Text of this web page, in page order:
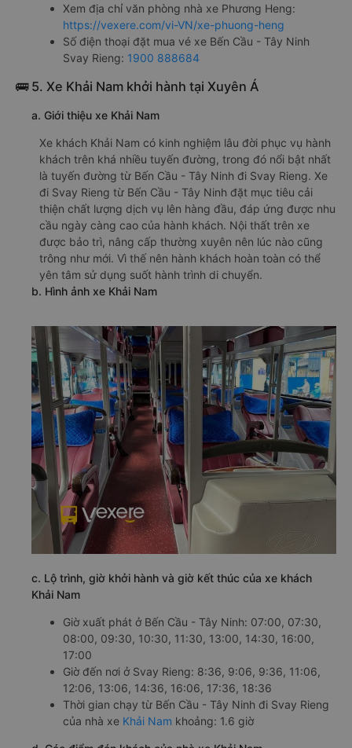
Xem địa chỉ văn phòng nhà xe Phương Heng:
https://vexere.com/vi-VN/xe-phuong-heng
Số điện thoại đặt mua vé xe Bến Cầu - Tây Ninh
Svay Rieng: 1900 888684
🚌 5. Xe Khải Nam khởi hành tại Xuyên Á
a. Giới thiệu xe Khải Nam
Xe khách Khải Nam có kinh nghiệm lâu đời phục vụ hành
khách trên khá nhiều tuyến đường, trong đó nổi bật nhất
là tuyến đường từ Bến Cầu - Tây Ninh đi Svay Rieng. Xe
đi Svay Rieng từ Bến Cầu - Tây Ninh đặt mục tiêu cải
thiện chất lượng dịch vụ lên hàng đầu, đáp ứng được nhu
cầu ngày càng cao của hành khách. Nội thất trên xe
được bảo trì, nâng cấp thường xuyên nên lúc nào cũng
trông như mới. Vì thế nên hành khách hoàn toàn có thể
yên tâm sử dụng suốt hành trình di chuyển.
b. Hình ảnh xe Khải Nam
c. Lộ trình, giờ khởi hành và giờ kết thúc của xe khách
Khải Nam
Giờ xuất phát ở Bến Cầu - Tây Ninh: 07:00, 07:30,
08:00, 09:30, 10:30, 11:30, 13:00, 14:30, 16:00,
17:00
Giờ đến nơi ở Svay Rieng: 8:36, 9:06, 9:36, 11:06,
12:06, 13:06, 14:36, 16:06, 17:36, 18:36
Thời gian chạy từ Bến Cầu - Tây Ninh đi Svay Rieng
của nhà xe Khải Nam khoảng: 1.6 giờ